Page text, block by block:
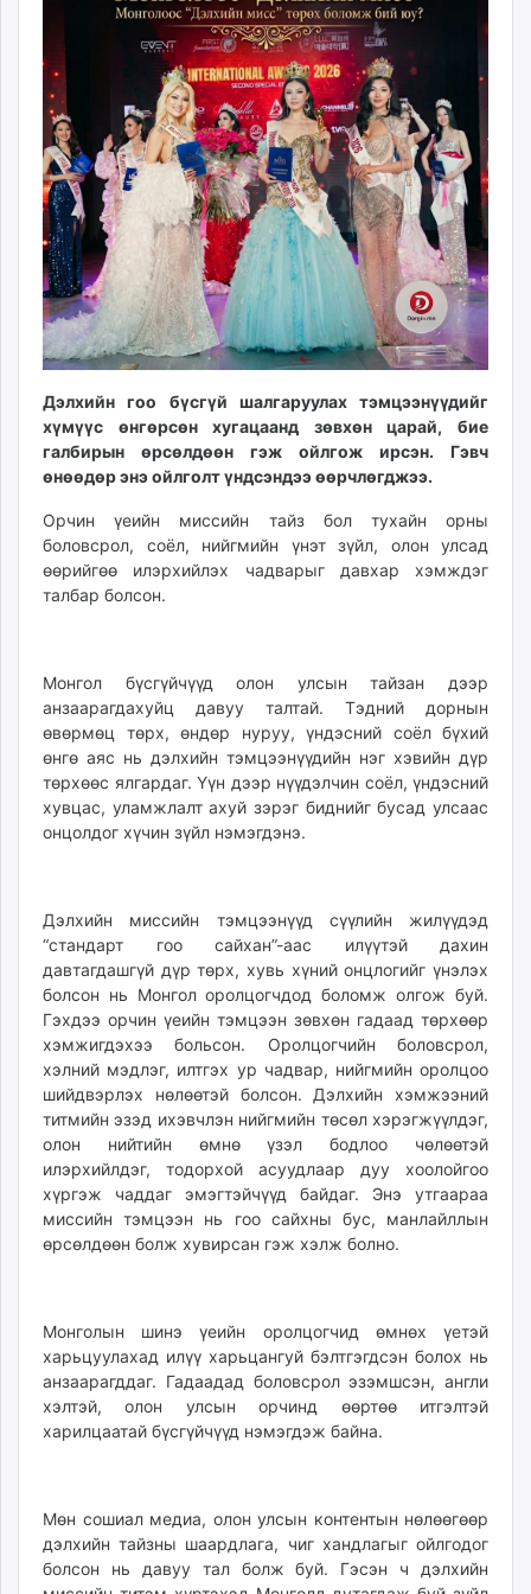
Livetv.mn
Eguur.mn
24tsag.mn
shuud.mn
eagle.mn
ergelt.mn
zarig.mn
today.mn
zuv.mn
mminfo.mn
ugluu.mn
urlag.mn
unen.mn
asu.mn
shudarga.mn
shuurhai.mn
unuudur.mn
isee.mn
mglradio.com
tumen.mn
shuum.mn
times.mn
tvmongolia.mn
mass.mn
unegui.mn
tac.mn
paparazzi.mn
unread.today
Дэлхийн гоо бүсгүй шалгаруулах тэмцээнүүдийг
хүмүүс өнгөрсөн хугацаанд зөвхөн царай, бие
галбирын өрсөлдөөн гэж ойлгож ирсэн. Гэвч
өнөөдөр энэ ойлголт үндсэндээ өөрчлөгджээ.
Орчин үеийн миссийн тайз бол тухайн орны
боловсрол, соёл, нийгмийн үнэт зүйл, олон улсад
өөрийгөө илэрхийлэх чадварыг давхар хэмждэг
талбар болсон.
Монгол бүсгүйчүүд олон улсын тайзан дээр
анзаарагдахуйц давуу талтай. Тэдний дорнын
өвөрмөц төрх, өндөр нуруу, үндэсний соёл бүхий
өнгө аяс нь дэлхийн тэмцээнүүдийн нэг хэвийн дүр
төрхөөс ялгардаг. Үүн дээр нүүдэлчин соёл, үндэсний
хувцас, уламжлалт ахуй зэрэг биднийг бусад улсаас
онцолдог хүчин зүйл нэмэгдэнэ.
Дэлхийн миссийн тэмцээнүүд сүүлийн жилүүдэд
“стандарт гоо сайхан”-аас илүүтэй дахин
давтагдашгүй дүр төрх, хувь хүний онцлогийг үнэлэх
болсон нь Монгол оролцогчдод боломж олгож буй.
Гэхдээ орчин үеийн тэмцээн зөвхөн гадаад төрхөөр
хэмжигдэхээ больсон. Оролцогчийн боловсрол,
хэлний мэдлэг, илтгэх ур чадвар, нийгмийн оролцоо
шийдвэрлэх нөлөөтэй болсон. Дэлхийн хэмжээний
титмийн эзэд ихэвчлэн нийгмийн төсөл хэрэгжүүлдэг,
олон нийтийн өмнө үзэл бодлоо чөлөөтэй
илэрхийлдэг, тодорхой асуудлаар дуу хоолойгоо
хүргэж чаддаг эмэгтэйчүүд байдаг. Энэ утгаараа
миссийн тэмцээн нь гоо сайхны бус, манлайллын
өрсөлдөөн болж хувирсан гэж хэлж болно.
Монголын шинэ үеийн оролцогчид өмнөх үетэй
харьцуулахад илүү харьцангуй бэлтгэгдсэн болох нь
анзаарагддаг. Гадаадад боловсрол эзэмшсэн, англи
хэлтэй, олон улсын орчинд өөртөө итгэлтэй
харилцаатай бүсгүйчүүд нэмэгдэж байна.
Мөн сошиал медиа, олон улсын контентын нөлөөгөөр
дэлхийн тайзны шаардлага, чиг хандлагыг ойлгодог
болсон нь давуу тал болж буй. Гэсэн ч дэлхийн